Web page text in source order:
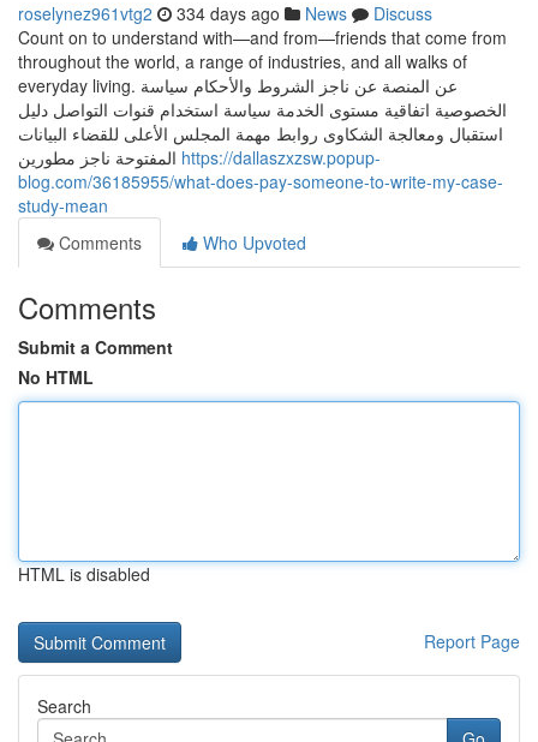
roselynez961vtg2 334 days ago News
Discuss
Count on to understand with—and from—friends that come from
throughout the world, a range of industries, and all walks of
everyday living. عن المنصة عن ناجز الشروط والأحكام سياسة
الخصوصية اتفاقية مستوى الخدمة سياسة استخدام قنوات التواصل دليل
استقبال ومعالجة الشكاوى روابط مهمة المجلس الأعلى للقضاء البيانات
https://dallaszxzsw.popup-
blog.com/36185955/what-does-pay-someone-to-write-my-case-
study-mean
Comments
Who Upvoted
Comments
Submit a Comment
No HTML
HTML is disabled
Report Page
Search